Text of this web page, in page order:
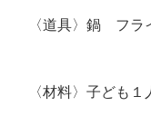
〈道具〉鍋 フ
〈材料〉子ども１